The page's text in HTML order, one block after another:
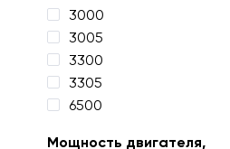
3000
3005
3300
3305
6500
Мощность двигателя,